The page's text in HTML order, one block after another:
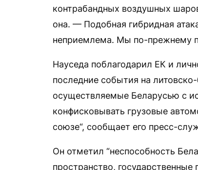
контрабандных воздушных
она. — Подобная гибридная
неприемлема. Мы по-прежнему
Науседа поблагодарил ЕК и
последние события на
осуществляемые Беларусью с
конфисковывать грузовые
союзе“, сообщает его пресс-
Он отметил “неспособность
пространство,